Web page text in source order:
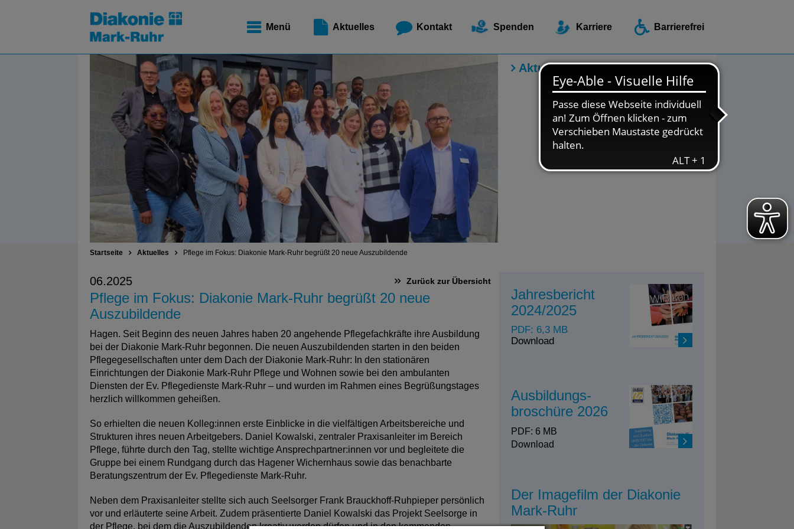
Menü Aktuelles Kontakt Spenden Karriere Barrierefrei
Meldestellen / Beratungsstellen
Aktuelles
Startseite Aktuelles Pflege im Fokus: Diakonie Mark-Ruhr begrüßt 20 neue Auszubildende
Zurück zur Übersicht
06.2025
Pflege im Fokus: Diakonie Mark-Ruhr begrüßt 20 neue
Auszubildende
Hagen. Seit Beginn des neuen Jahres haben 20 angehende Pflegefachkräfte ihre Ausbildung
bei der Diakonie Mark-Ruhr begonnen. Die neuen Auszubildenden starten in den beiden
Pflegegesellschaften unter dem Dach der Diakonie Mark-Ruhr: In den stationären
Einrichtungen der Diakonie Mark-Ruhr Pflege und Wohnen sowie bei den ambulanten
Diensten der Ev. Pflegedienste Mark-Ruhr – und wurden im Rahmen eines Begrüßungstages
herzlich willkommen geheißen.
So erhielten die neuen Kolleg:innen erste Einblicke in die vielfältigen Arbeitsbereiche und
Strukturen ihres neuen Arbeitgebers. Daniel Kowalski, zentraler Praxisanleiter im Bereich
Pflege, führte durch den Tag, stellte wichtige Ansprechpartner:innen vor und begleitete die
Gruppe bei einem Rundgang durch das Hagener Wichernhaus sowie das benachbarte
Beratungszentrum der Ev. Pflegedienste Mark-Ruhr.
Neben dem Praxisanleiter stellte sich auch Seelsorger Frank Brauckhoff-Ruhpieper persönlich
vor und erläuterte seine Arbeit. Zudem präsentierte Daniel Kowalski das Projekt Seelsorge in
der Pflege, bei dem die Auszubildenden kreativ werden dürfen und in den kommenden
Jahresbericht
2024/2025
PDF: 6,3 MB
Download
Ausbildungs-
broschüre 2026
PDF: 6 MB
Download
Der Imagefilm der Diakonie
Mark-Ruhr